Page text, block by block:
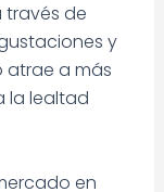
de
y
atrae a más
la lealtad
en